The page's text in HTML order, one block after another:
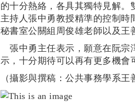
的十分熱絡，各具其獨特見解
主持人張中勇教授精準的控制時
秘書室公關組周俊雄老師以及王
張中勇主任表示，願意在阮宗
示，十分期待可以再有更多機會
（攝影與撰稿：公共事務學系王